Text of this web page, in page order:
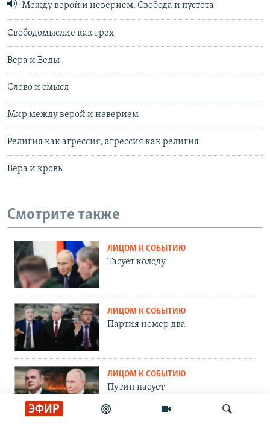
ЭФИР
Между верой и неверием. Свобода и пустота
Свободомыслие как грех
Вера и Веды
Слово и смысл
Мир между верой и неверием
Религия как агрессия, агрессия как религия
Вера и кровь
Смотрите также
ЛИЦОМ К СОБЫТИЮ
Тасует колоду
ЛИЦОМ К СОБЫТИЮ
Партия номер два
ЛИЦОМ К СОБЫТИЮ
Путин пасует